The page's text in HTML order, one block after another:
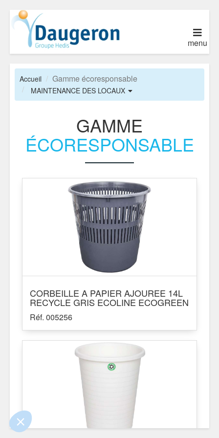
que le contenu de ce site vous intéresse
mais on aimerait bien vous accompagner
certifiés par
Je choisis OK pour moi
menu
Accueil Gamme écoresponsable
MAINTENANCE DES LOCAUX
GAMME
ÉCORESPONSABLE
CORBEILLE A PAPIER AJOUREE 14L
RECYCLE GRIS ECOLINE ECOGREEN
Réf. 005256